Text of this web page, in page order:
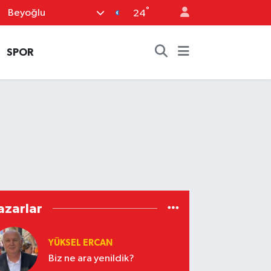
Beyoğlu 24°
SPOR
YÜKSEL ERCAN
Biz ne ara yenildik?